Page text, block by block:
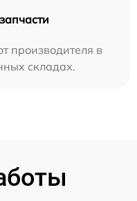
производителя в
складах.